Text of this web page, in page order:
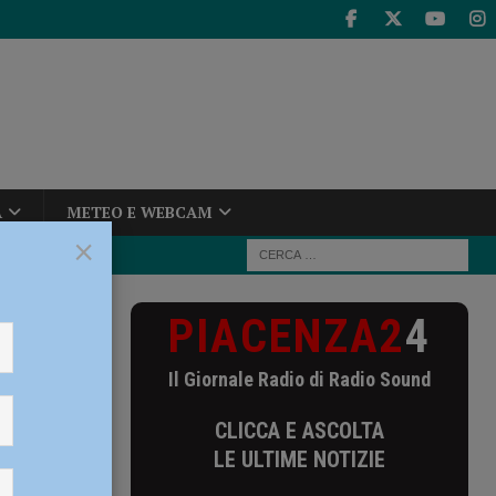
METEO E WEBCAM
PIACENZA24
Il Giornale Radio di Radio Sound
CLICCA E ASCOLTA
LE ULTIME NOTIZIE
×